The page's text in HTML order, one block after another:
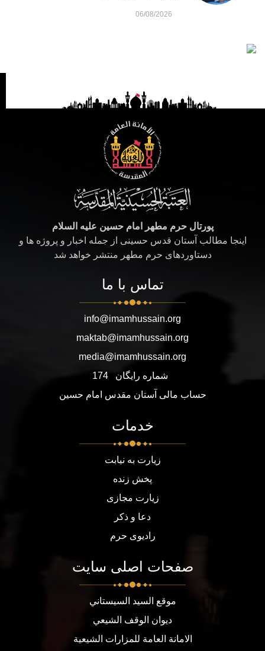
06/08/2026
پورتال حرم مطهر امام حسین علیه السلام
اینجا مطالب آستان قدس حسینی از جمله اخبار و پروژه ها و
دستاوردهای حرم مطهر منتشر خواهد شد
تماس با ما
info@imamhussain.org
maktab@imamhussain.org
media@imamhussain.org
شماره رایگان
174
حساب مالی آستان مقدس امام حسین
خدمات
زیارت به نیابت
پخش زنده
زیارت مجازی
دعا و ذکر
رادیوی حرم
صفحات اصلی سایت
موقع السيد السيستاني
ديوان الوقف الشيعي
الامانة العامة للمزارات الشيعية